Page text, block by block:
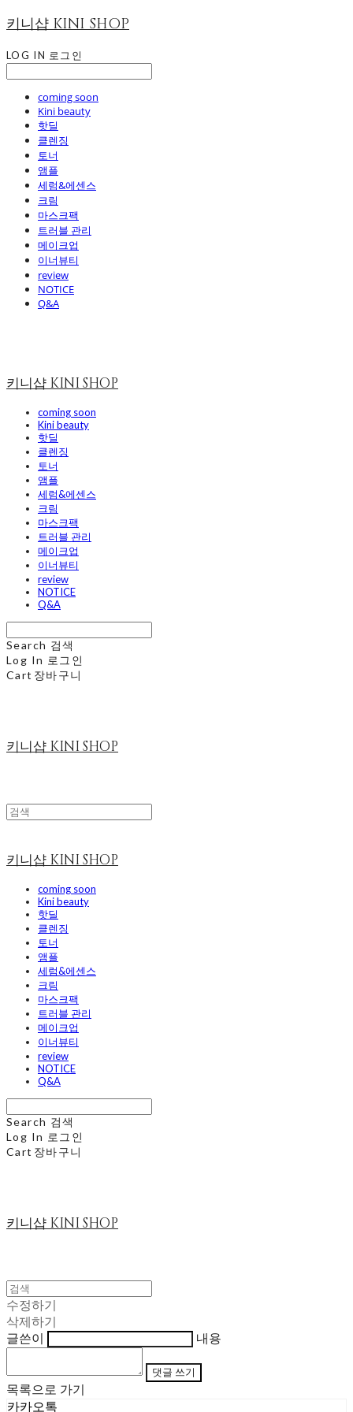
키니샵 KINI SHOP
LOG IN 로그인
coming soon
Kini beauty
핫딜
클렌징
토너
앰플
세럼&에센스
크림
마스크팩
트러블 관리
메이크업
이너뷰티
review
NOTICE
Q&A
키니샵 KINI SHOP
coming soon
Kini beauty
핫딜
클렌징
토너
앰플
세럼&에센스
크림
마스크팩
트러블 관리
메이크업
이너뷰티
review
NOTICE
Q&A
Search 검색
Log In 로그인
Cart 장바구니
키니샵 KINI SHOP
키니샵 KINI SHOP
coming soon
Kini beauty
핫딜
클렌징
토너
앰플
세럼&에센스
크림
마스크팩
트러블 관리
메이크업
이너뷰티
review
NOTICE
Q&A
Search 검색
Log In 로그인
Cart 장바구니
키니샵 KINI SHOP
수정하기
삭제하기
글쓴이
내용
댓글 쓰기
목록으로 가기
카카오톡